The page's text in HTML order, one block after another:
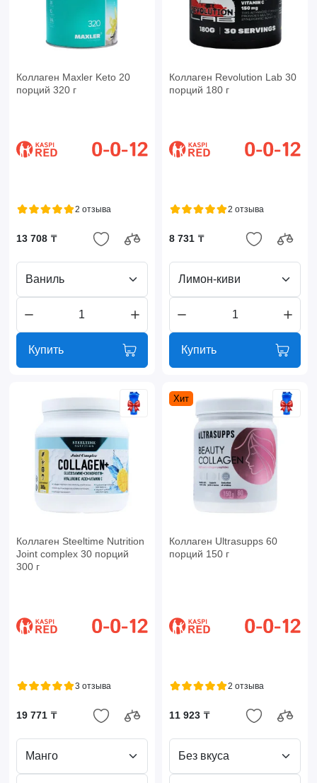
Коллаген Maxler Keto 20
порций 320 г
2 отзыва
13 708 ₸
Ваниль
Купить
Коллаген Revolution Lab 30
порций 180 г
2 отзыва
8 731 ₸
Лимон-киви
Купить
Коллаген Steeltime Nutrition
Joint complex 30 порций
300 г
3 отзыва
19 771 ₸
Манго
Хит
Коллаген Ultrasupps 60
порций 150 г
2 отзыва
11 923 ₸
Без вкуса